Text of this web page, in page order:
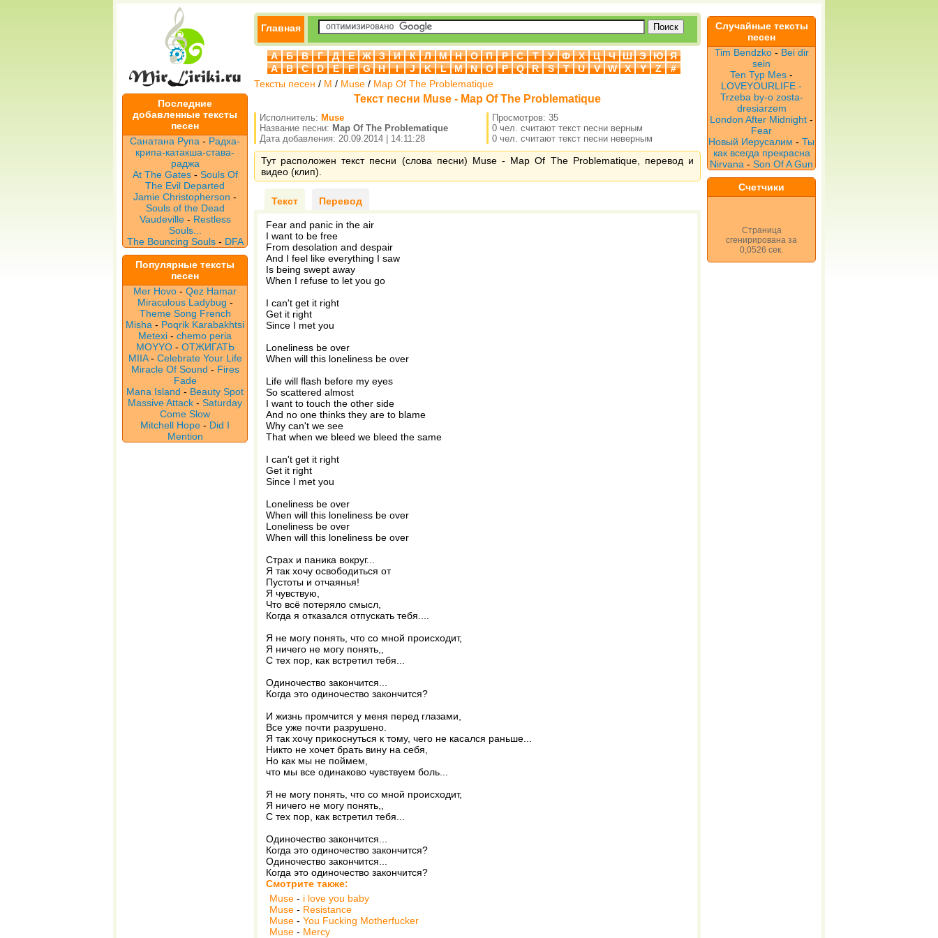
Последние
добавленные тексты
песен
Санатана Рупа - Радха-
крипа-катакша-става-
раджа
At The Gates- Souls Of
The Evil Departed
Jamie Christopherson -
Souls of the Dead
Vaudeville - Restless
Souls...
The Bouncing Souls- DFA
Популярные тексты
песен
Mer Hovo - Qez Hamar
Miraculous Ladybug -
Theme Song French
Misha - Poqrik Karabakhtsi
Metexi - chemo peria
MOYYO- ОТЖИГАТЬ
MIIA- Celebrate Your Life
Miracle Of Sound - Fires
Fade
Mana Island - Beauty Spot
Massive Attack - Saturday
Come Slow
Mitchell Hope - Did I
Mention
Главная
А Б В Г Д Е Ж З И К Л М Н О П Р С Т У Ф Х Ц Ч Ш Э Ю
Я
A
B C D E F G H I J K L M N O P Q R S T U V W X Y Z
#
Тексты песен / M / Muse / Map Of The Problematique
Текст песни Muse - Map Of The Problematique
Исполнитель: Muse
Название песни: Map Of The Problematique
Дата добавления: 20.09.2014 | 14:11:28
Просмотров: 35
0 чел. считают текст песни верным
0 чел. считают текст песни неверным
Тут расположен текст песни (слова песни) Muse - Map Of The Problematique, перевод и
видео (клип).
Текст Перевод
Fear and panic in the air
I want to be free
From desolation and despair
And I feel like everything I saw
Is being swept away
When I refuse to let you go
I can't get it right
Get it right
Since I met you
Loneliness be over
When will this loneliness be over
Life will flash before my eyes
So scattered almost
I want to touch the other side
And no one thinks they are to blame
Why can't we see
That when we bleed we bleed the same
I can't get it right
Get it right
Since I met you
Loneliness be over
When will this loneliness be over
Loneliness be over
When will this loneliness be over
Страх и паника вокруг...
Я так хочу освободиться от
Пустоты и отчаянья!
Я чувствую,
Что всё потеряло смысл,
Когда я отказался отпускать тебя....
Я не могу понять, что со мной происходит,
Я ничего не могу понять,,
С тех пор, как встретил тебя...
Одиночество закончится...
Когда это одиночество закончится?
И жизнь промчится у меня перед глазами,
Все уже почти разрушено.
Я так хочу прикоснуться к тому, чего не касался раньше...
Никто не хочет брать вину на себя,
Но как мы не поймем,
что мы все одинаково чувствуем боль...
Я не могу понять, что со мной происходит,
Я ничего не могу понять,,
С тех пор, как встретил тебя...
Одиночество закончится...
Когда это одиночество закончится?
Одиночество закончится...
Когда это одиночество закончится?
Смотрите также:
Muse - i love you baby
Muse - Resistance
Muse - You Fucking Motherfucker
Muse - Mercy
Случайные тексты
песен
Tim Bendzko- Bei dir
sein
Ten Typ Mes -
LOVEYOURLIFE -
Trzeba by-o zosta-
dresiarzem
London After Midnight -
Fear
Новый Иерусалим - Ты
как всегда прекрасна
Nirvana - Son Of A Gun
Счетчики
Страница
сгенирирована за
0,0526 сек.